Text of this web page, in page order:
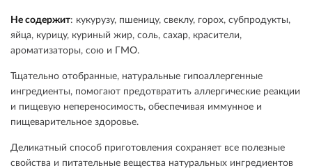
Не содержит: кукурузу, пшеницу, свеклу, горох, субпродукты,
яйца, курицу, куриный жир, соль, сахар, красители,
ароматизаторы, сою и ГМО.
Тщательно отобранные, натуральные гипоаллергенные
ингредиенты, помогают предотвратить аллергические реакции
и пищевую непереносимость, обеспечивая иммунное и
пищеварительное здоровье.
Деликатный способ приготовления сохраняет все полезные
свойства и питательные вещества натуральных ингредиентов